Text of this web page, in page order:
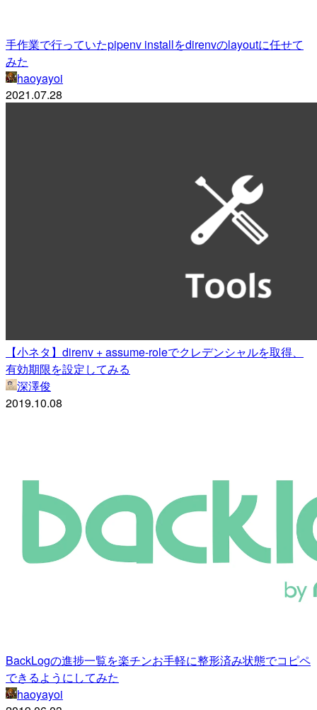
手作業で行っていたpipenv installをdirenvのlayoutに任せて
みた
haoyayoi
2021.07.28
【小ネタ】direnv + assume-roleでクレデンシャルを取得、
有効期限を設定してみる
深澤俊
2019.10.08
BackLogの進捗一覧を楽チンお手軽に整形済み状態でコピペ
できるようにしてみた
haoyayoi